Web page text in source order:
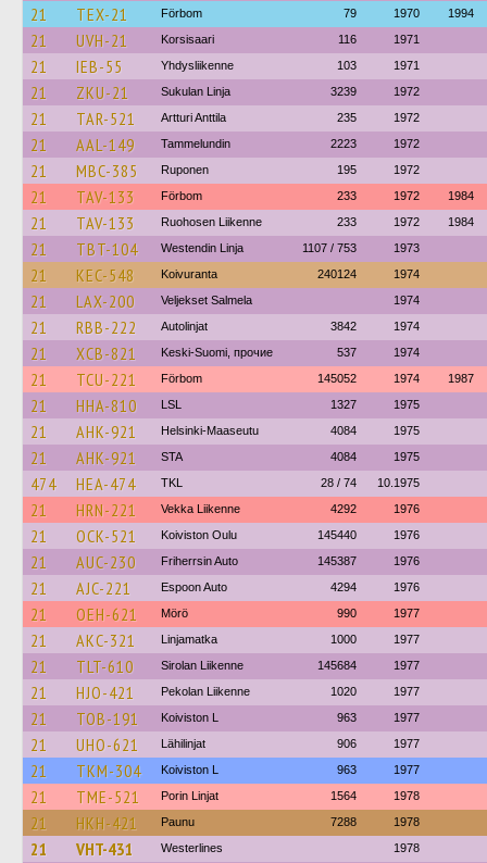
21 TEX-21 Förbom 79 1970 1994
21 UVH-21 Korsisaari 116 1971
21 IEB-55 Yhdysliikenne 103 1971
21 ZKU-21 Sukulan Linja 3239 1972
21 TAR-521 Artturi Anttila 235 1972
21 AAL-149 Tammelundin 2223 1972
21 MBC-385 Ruponen 195 1972
21 TAV-133 Förbom 233 1972 1984
21 TAV-133 Ruohosen Liikenne 233 1972 1984
21 TBT-104 Westendin Linja 1107 / 753 1973
21 KEC-548 Koivuranta 240124 1974
21 LAX-200 Veljekset Salmela 1974
21 RBB-222 Autolinjat 3842 1974
21 XCB-821 Keski-Suomi, прочие 537 1974
21 TCU-221 Förbom 145052 1974 1987
21 HHA-810 LSL 1327 1975
21 AHK-921 Helsinki-Maaseutu 4084 1975
21 AHK-921 STA 4084 1975
474 HEA-474 TKL 28 / 74 10.1975
21 HRN-221 Vekka Liikenne 4292 1976
21 OCK-521 Koiviston Oulu 145440 1976
21 AUC-230 Friherrsin Auto 145387 1976
21 AJC-221 Espoon Auto 4294 1976
21 OEH-621 Mörö 990 1977
21 AKC-321 Linjamatka 1000 1977
21 TLT-610 Sirolan Liikenne 145684 1977
21 HJO-421 Pekolan Liikenne 1020 1977
21 TOB-191 Koiviston L 963 1977
21 UHO-621 Lähilinjat 906 1977
21 TKM-304 Koiviston L 963 1977
21 TME-521 Porin Linjat 1564 1978
21 HKH-421 Paunu 7288 1978
21 VHT-431 Westerlines 1978